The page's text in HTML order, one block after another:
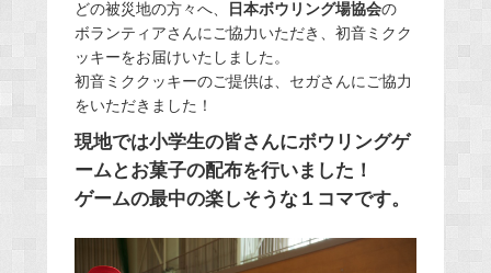
どの被災地の方々へ、
日本ボウリング場協会の
ボランティアさんにご協力いただき、初音ミクク
ッキーをお届けいたしました。
初音ミククッキーのご提供は、セガさんにご協力
をいただきました！
現地では小学生の皆さんにボウリングゲ
ームとお菓子の配布を行いました！
ゲームの最中の楽しそうな１コマです。